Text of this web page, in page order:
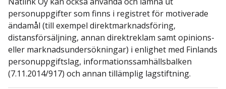
personuppgifter som finns i registret för motiverade
ändamål (till exempel direktmarknadsföring,
distansförsäljning, annan direktreklam samt opinions-
eller marknadsundersökningar) i enlighet med Finlands
personuppgiftslag, informationssamhällsbalken
(7.11.2014/917) och annan tillämplig lagstiftning.